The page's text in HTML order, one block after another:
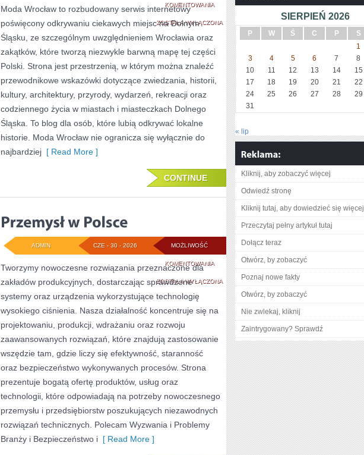
KOMENTOWANIABOLESŁAWIEC
ZOSTAŁA WYŁĄCZONA
Moda Wrocław to rozbudowany serwis internetowy
poświęcony odkrywaniu ciekawych miejsc na Dolnym
Śląsku, ze szczególnym uwzględnieniem Wrocławia oraz
zakątków, które tworzą niezwykle barwną mapę tej części
Polski. Strona jest przestrzenią, w którym można znaleźć
przewodnikowe wskazówki dotyczące zwiedzania, historii,
kultury, architektury, przyrody, wydarzeń, rekreacji oraz
codziennego życia w miastach i miasteczkach Dolnego
Śląska. To blog dla osób, które lubią odkrywać lokalne
historie. Moda Wrocław nie ogranicza się wyłącznie do
najbardziej [ Read More ]
CONTINUE
MOŻLIWOŚĆ
KOMENTOWANIAPRZEMYSŁ
W
POLSCE
ZOSTAŁA WYŁĄCZONA
CZE - 30 - 2026
ADMIN
Tworzymy nowoczesne rozwiązania przeznaczone dla
zakładów produkcyjnych, dostarczając sprawdzone
systemy oraz urządzenia wykorzystujące technologię
wysokiego ciśnienia. Nasza działalność koncentruje się na
projektowaniu, produkcji, wdrażaniu oraz rozwoju
zaawansowanych rozwiązań, które znajdują zastosowanie
wszędzie tam, gdzie liczy się efektywność, staranność
oraz bezpieczeństwo wykonywanych procesów. Strona
prezentuje bogatą ofertę produktów, usług oraz
technologii, które odpowiadają na potrzeby nowoczesnego
przemysłu i przedsiębiorstw poszukujących niezawodnych
rozwiązań technicznych. Polecam Wyzwania i Problemy
Branży i Bezpieczeństwo i [ Read More ]
SIERPIEŃ 2026
P W Ś C P S
1
3
4 5 6 7 8
10
11 12 13 14 15
17
18 19 20 21 22
24
25 26 27 28 29
31
« lip
Kliknij, aby zobaczyć więcej
Odwiedź stronę
Kliknij tutaj, aby dowiedzieć się więcej
Przeczytaj pełny artykuł tutaj
Dołącz teraz
Otwórz, by zobaczyć
Poznaj nowe fakty
Otwórz, by zobaczyć
Nie zwlekaj, kliknij
Zaintrygowany? Sprawdź